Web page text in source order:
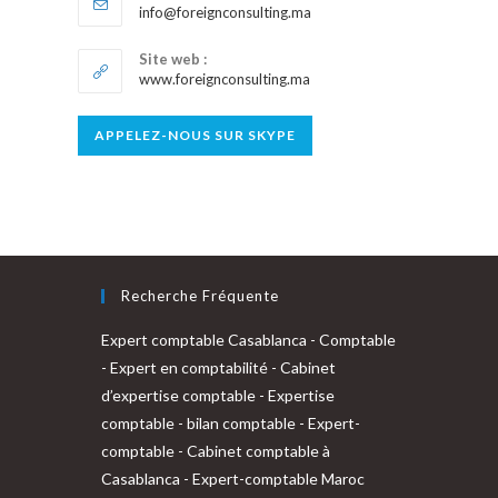
info@foreignconsulting.ma
Site web :
www.foreignconsulting.ma
APPELEZ-NOUS SUR SKYPE
dans
Recherche Fréquente
Expert comptable Casablanca - Comptable
- Expert en comptabilité - Cabinet
d’expertise comptable - Expertise
comptable - bilan comptable - Expert-
comptable - Cabinet comptable à
Casablanca - Expert-comptable Maroc